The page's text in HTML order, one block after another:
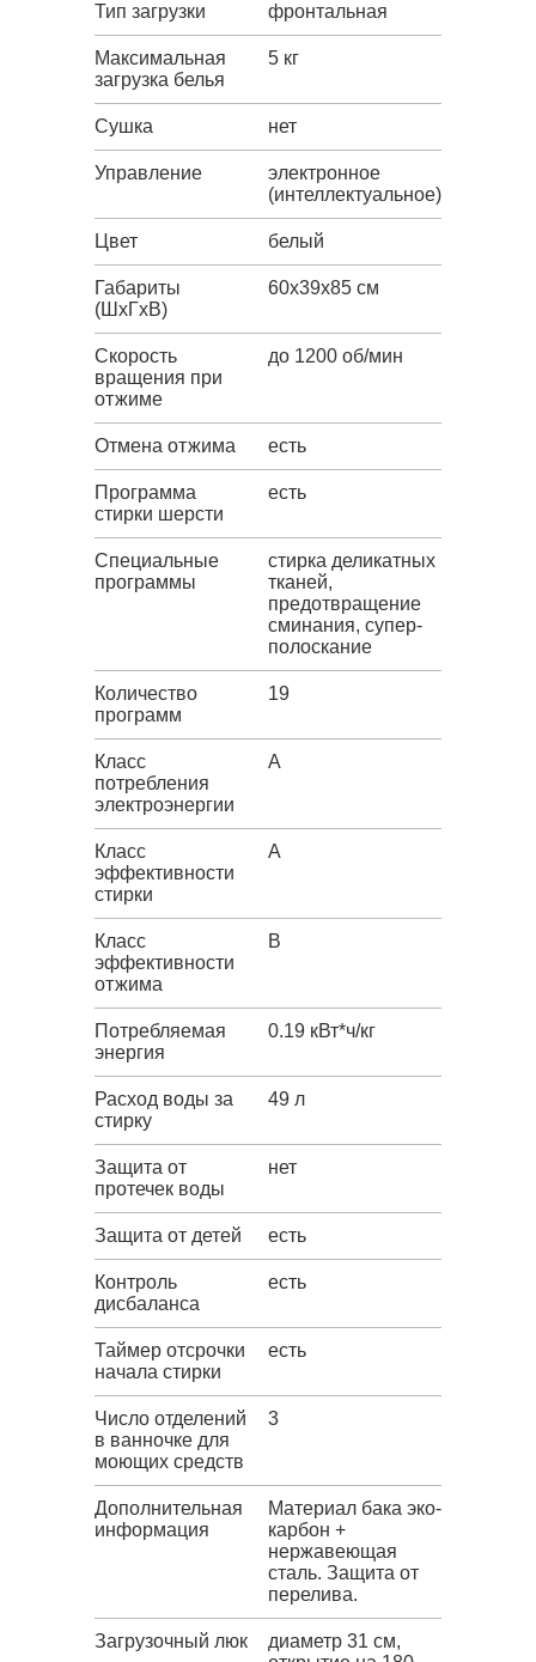
Тип загрузки фронтальная
Максимальная
загрузка белья
5 кг
Сушка нет
Управление
электронное
(интеллектуальное)
Цвет белый
Габариты
(ШxГxВ)
60x39x85 см
Скорость
вращения при
отжиме
до 1200 об/мин
Отмена отжима есть
Программа
стирки шерсти
есть
Специальные
программы
стирка деликатных
тканей,
предотвращение
сминания, супер-
полоскание
Количество
программ
19
Класс
потребления
электроэнергии
A
Класс
эффективности
стирки
A
Класс
эффективности
отжима
B
Потребляемая
энергия
0.19 кВт*ч/кг
Расход воды за
стирку
49 л
Защита от
протечек воды
нет
Защита от детей есть
Контроль
дисбаланса
есть
Таймер отсрочки
начала стирки
есть
Число отделений
в ванночке для
моющих средств
3
Дополнительная
информация
Материал бака эко-
карбон +
нержавеющая
сталь. Защита от
перелива.
Загрузочный люк
диаметр 31 см,